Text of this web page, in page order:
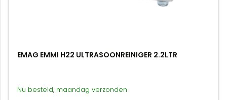
EMAG EMMI H22 ULTRASOONREINIGER 2.2LTR
Nu besteld, maandag verzonden